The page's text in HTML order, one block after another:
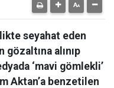
seyahat eden
alınıp
‘mavi gömlekli’
Aktan’a benzetilen